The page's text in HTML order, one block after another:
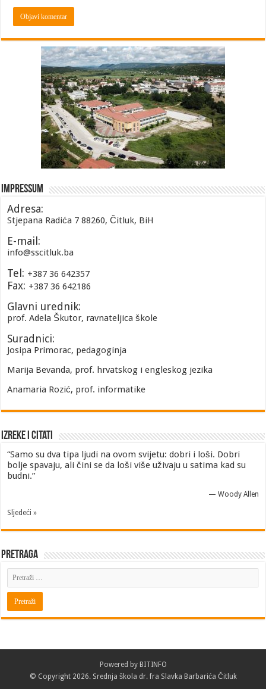
Impressum
Adresa:
Stjepana Radića 7 88260, Čitluk, BiH
E-mail:
info@sscitluk.ba
Tel: +387 36 642357
Fax: +387 36 642186
Glavni urednik:
prof. Adela Škutor, ravnateljica škole
Suradnici:
Josipa Primorac, pedagoginja
Marija Bevanda, prof. hrvatskog i engleskog jezika
Anamaria Rozić, prof. informatike
Izreke i Citati
“Samo su dva tipa ljudi na ovom svijetu: dobri i loši. Dobri
bolje spavaju, ali čini se da loši više uživaju u satima kad su
budni.”
— Woody Allen
Sljedeći »
Pretraga
Powered by BITINFO
© Copyright 2026. Srednja škola dr. fra Slavka Barbarića Čitluk